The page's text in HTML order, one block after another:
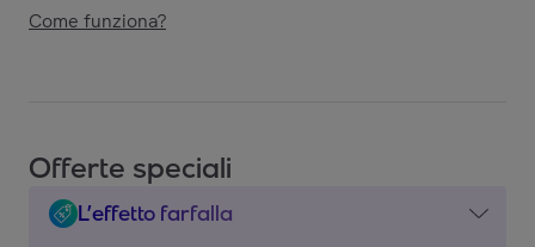
Come funziona?
Offerte speciali
L’effetto farfalla